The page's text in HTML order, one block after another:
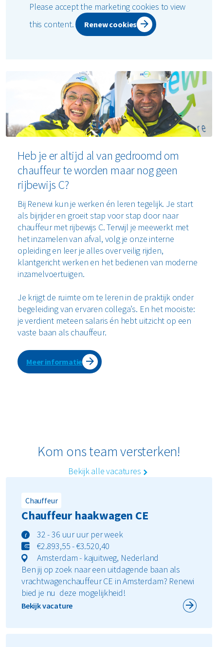
Please accept the marketing cookies to view
this content.
Renew cookies
Heb je er altijd al van gedroomd om
chauffeur te worden maar nog geen
rijbewijs C?
Bij Renewi kun je werken én leren tegelijk. Je start
als bijrijder en groeit stap voor stap door naar
chauffeur met rijbewijs C. Terwijl je meewerkt met
het inzamelen van afval, volg je onze interne
opleiding en leer je alles over veilig rijden,
klantgericht werken en het bedienen van moderne
inzamelvoertuigen.
Je krijgt de ruimte om te leren in de praktijk onder
begeleiding van ervaren collega’s. En het mooiste:
je verdient meteen salaris én hebt uitzicht op een
vaste baan als chauffeur.
Meer informatie
Kom ons team versterken!
Bekijk alle vacatures
Chauffeur
Chauffeur haakwagen CE
32 - 36 uur uur per week
€2.893,55 - €3.520,40
Amsterdam - kajuitweg, Nederland
Ben jij op zoek naar een uitdagende baan als
vrachtwagenchauffeur CE in Amsterdam? Renewi
bied je nu deze mogelijkheid!
Bekijk vacature